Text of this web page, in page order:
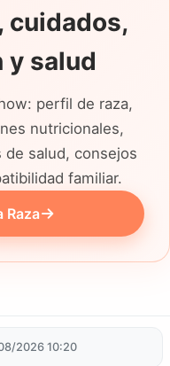
cuidados,
y salud
perfil de raza,
nutricionales,
de salud, consejos
familiar.
Raza
2026 10:20